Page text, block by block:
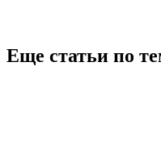
Еще статьи по